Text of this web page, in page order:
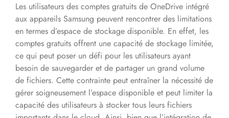
Les utilisateurs des comptes gratuits de OneDrive intégré
aux appareils Samsung peuvent rencontrer des limitations
en termes d’espace de stockage disponible. En effet, les
comptes gratuits offrent une capacité de stockage limitée,
ce qui peut poser un défi pour les utilisateurs ayant
besoin de sauvegarder et de partager un grand volume
de fichiers. Cette contrainte peut entraîner la nécessité de
gérer soigneusement l’espace disponible et peut limiter la
capacité des utilisateurs à stocker tous leurs fichiers